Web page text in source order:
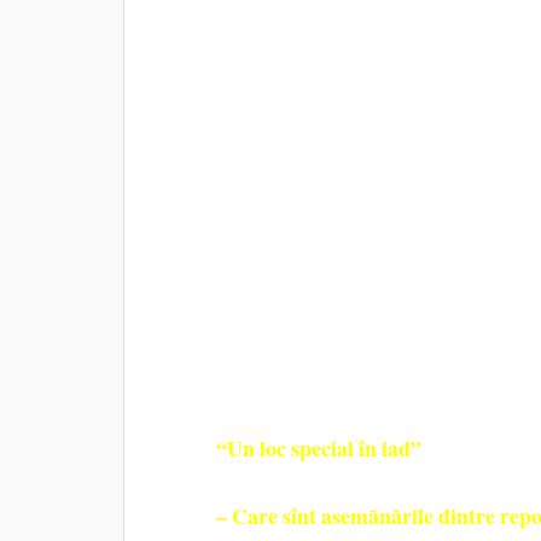
“Un loc special în iad”
– Care sînt asemănările dintre